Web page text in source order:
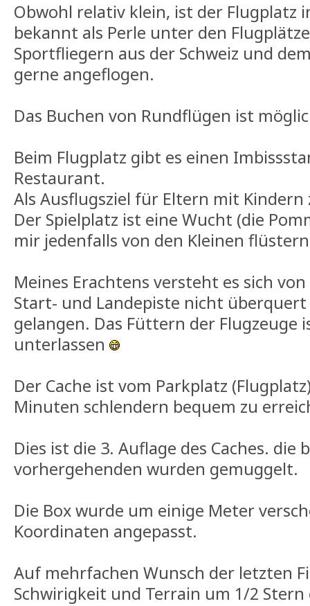
Obwohl relativ klein, ist der Flugplatz
bekannt als Perle unter den
Sportfliegern aus der Schweiz und
gerne angeflogen.
Das Buchen von Rundflügen ist
Beim Flugplatz gibt es einen
Restaurant.
Als Ausflugsziel für Eltern mit
Der Spielplatz ist eine Wucht (die
mir jedenfalls von den Kleinen
Meines Erachtens versteht es sich von
Start- und Landepiste nicht überquert
gelangen. Das Füttern der Flugzeuge
unterlassen
Der Cache ist vom Parkplatz
Minuten schlendern bequem zu
Dies ist die 3. Auflage des Caches. die
vorhergehenden wurden gemuggelt.
Die Box wurde um einige Meter
Koordinaten angepasst.
Auf mehrfachen Wunsch der letzten
Schwirigkeit und Terrain um 1/2